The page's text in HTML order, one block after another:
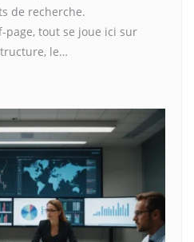
de recherche.
page, tout se joue ici sur
le…